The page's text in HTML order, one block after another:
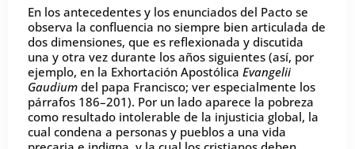
En los antecedentes y los enunciados del Pacto se
observa la confluencia no siempre bien articulada de
dos dimensiones, que es reflexionada y discutida
una y otra vez durante los años siguientes (así, por
ejemplo, en la Exhortación Apostólica Evangelii
Gaudium del papa Francisco; ver especialmente los
párrafos 186–201). Por un lado aparece la pobreza
como resultado intolerable de la injusticia global, la
cual condena a personas y pueblos a una vida